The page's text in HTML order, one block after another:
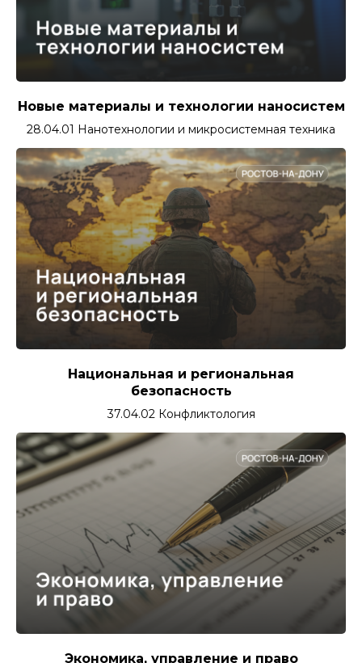
Новые материалы и технологии наносистем
28.04.01 Нанотехнологии и микросистемная техника
Национальная и региональная
безопасность
37.04.02 Конфликтология
Экономика, управление и право